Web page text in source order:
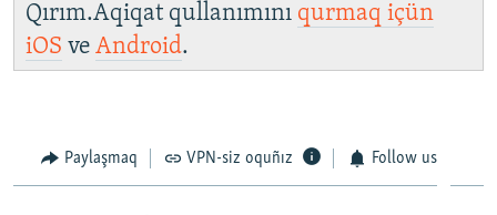
Qırım.Aqiqat qullanımını qurmaq içün
iOS ve Android.
Paylaşmaq VPN-siz oquñız Follow us